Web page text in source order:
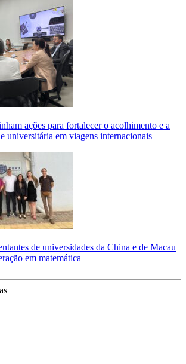
ações para fortalecer o acolhimento e a
universitária em viagens internacionais
de universidades da China e de Macau
em matemática